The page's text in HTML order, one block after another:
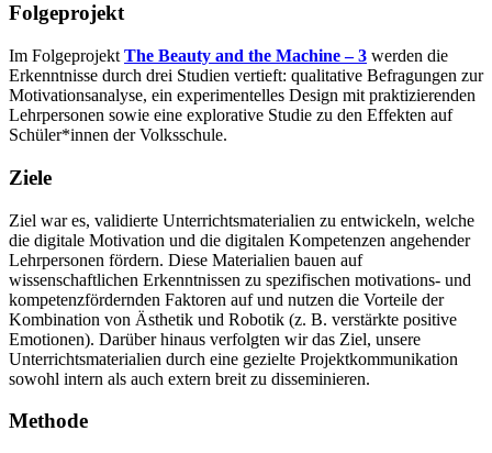
Folgeprojekt
Im Folgeprojekt The Beauty and the Machine – 3 werden die
Erkenntnisse durch drei Studien vertieft: qualitative Befragungen zur
Motivationsanalyse, ein experimentelles Design mit praktizierenden
Lehrpersonen sowie eine explorative Studie zu den Effekten auf
Schüler*innen der Volksschule.
Ziele
Ziel war es, validierte Unterrichtsmaterialien zu entwickeln, welche
die digitale Motivation und die digitalen Kompetenzen angehender
Lehrpersonen fördern. Diese Materialien bauen auf
wissenschaftlichen Erkenntnissen zu spezifischen motivations- und
kompetenzfördernden Faktoren auf und nutzen die Vorteile der
Kombination von Ästhetik und Robotik (z. B. verstärkte positive
Emotionen). Darüber hinaus verfolgten wir das Ziel, unsere
Unterrichtsmaterialien durch eine gezielte Projektkommunikation
sowohl intern als auch extern breit zu disseminieren.
Methode